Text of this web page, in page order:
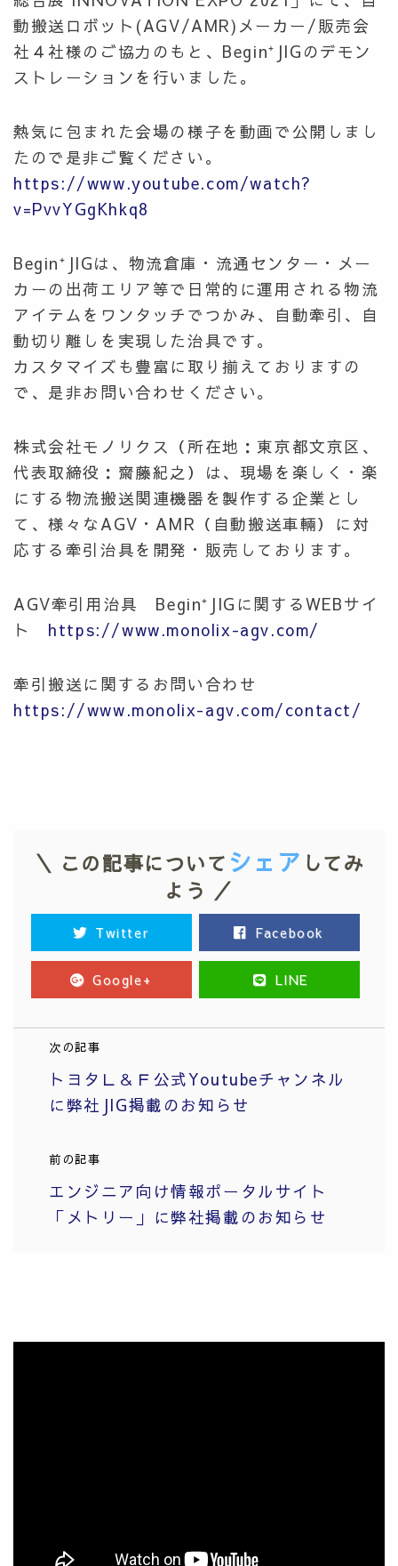
動搬送ロボット(AGV/AMR)メーカー/販売会
社４社様のご協力のもと、Begin⁺JIGのデモン
ストレーションを行いました。
熱気に包まれた会場の様子を動画で公開しまし
たので是非ご覧ください。
https://www.youtube.com/watch?
v=PvvYGgKhkq8
Begin⁺JIGは、物流倉庫・流通センター・メー
カーの出荷エリア等で日常的に運用される物流
アイテムをワンタッチでつかみ、自動牽引、自
動切り離しを実現した治具です。
カスタマイズも豊富に取り揃えておりますの
で、是非お問い合わせください。
株式会社モノリクス（所在地：東京都文京区、
代表取締役：齋藤紀之）は、現場を楽しく・楽
にする 物流搬送関連機器を製作する企業とし
て、様々なAGV・AMR（自動搬送車輛）に対
応する牽引治具を開発・販売しております。
AGV牽引用治具 Begin⁺JIGに関するWEBサイ
ト https://www.monolix-agv.com/
牽引搬送に関するお問い合わせ
https://www.monolix-agv.com/contact/
＼ この記事について シェア してみ
よう ／
Twitter Facebook
Google+ LINE
次の記事
トヨタＬ＆Ｆ公式Youtubeチャンネル
に弊社JIG掲載のお知らせ
前の記事
エンジニア向け情報ポータルサイト
「メトリー」に弊社掲載のお知らせ